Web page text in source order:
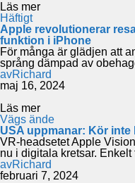
Läs mer
Häftigt
Apple revolutionerar
funktion i iPhone
För många är glädjen att
språng dämpad av
avRichard
maj 16, 2024
Läs mer
Vägs ände
USA uppmanar: Kör
VR-headsetet Apple
nu i digitala kretsar.
avRichard
februari 7, 2024